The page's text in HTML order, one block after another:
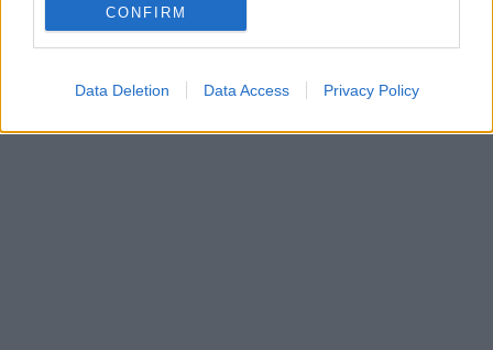
CONFIRM
Data Deletion Data Access Privacy Policy